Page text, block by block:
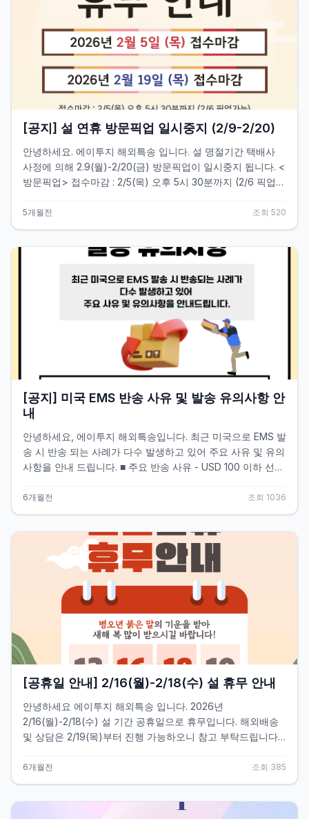
[공지] 설 연휴 방문픽업 일시중지 (2/9-2/20)
안녕하세요. 에이투지 해외특송 입니다. 설 명절기간 택배사
사정에 의해 2.9(월)-2/20(금) 방문픽업이 일시중지 됩니다. <
방문픽업> 접수마감 : 2/5(목) 오후 5시 30분까지 (2/6 픽업가
국 픽업 불가 지역(화성,동탄 등)은 직접 착불로 부쳐주세요 ※
단, 조기 마감하는 지역이 있어 당사 고객센터 확인필수 참고
5개월전 조회 520
[공지] 미국 EMS 반송 사유 및 발송 유의사항 안
내
안녕하세요, 에이투지 해외특송입니다. 최근 미국으로 EMS 발
송 시 반송 되는 사례가 다수 발생하고 있어 주요 사유 및 유의
사항을 안내 드립니다. ■ 주요 반송 사유 - USD 100 이하 선물
(Gift)로 인정하지 않는 물품으로 판단되는 경우 - 수취인 주소
부정확 또는 불완전 기재 - 그 외 현지 세관&middot;우편국 사
의사항 (중요) - 관세 회피의 의도적인 다운밸류(금액 축소 기
재)는 불가합니다. - 샘플 또는 상품이라 하더라도 실제 상업
적 가치가 있는 경우, 관세 회피 목적의 선물(Gift) 발송은 금지
해 주시기 바랍니다. - 물품 성격에 맞는 정확한 품목명
&middot;금액 기재가 필수입니다. 원활한 배송을 위해 발송 전
반드시 위 내용을 확인해 주시기 바라며, 문의사항이 있으실
경우 고객센터로 연락 주시기 바랍니다.
6개월전 조회 1036
[공휴일 안내] 2/16(월)-2/18(수) 설 휴무 안내
안녕하세요 에이투지 해외특송 입니다. 2026년
2/16(월)-2/18(수) 설 기간 공휴일으로 휴무입니다. 해외배송
및 상담은 2/19(목)부터 진행 가능하오니 참고 부탁드립니다.
지 발송 가능 -묶음배송 : 2/12일 입고 건까지 포장 작업 요청
시 2/13일 발송 가능 -베트남 발송마감(배송대행 2/6일, 합포
포장 2/4일) 새해 복 많이 받으세요. 감사합니다 :)
6개월전 조회 385